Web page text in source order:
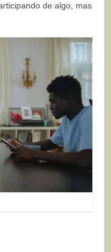
de algo, mas